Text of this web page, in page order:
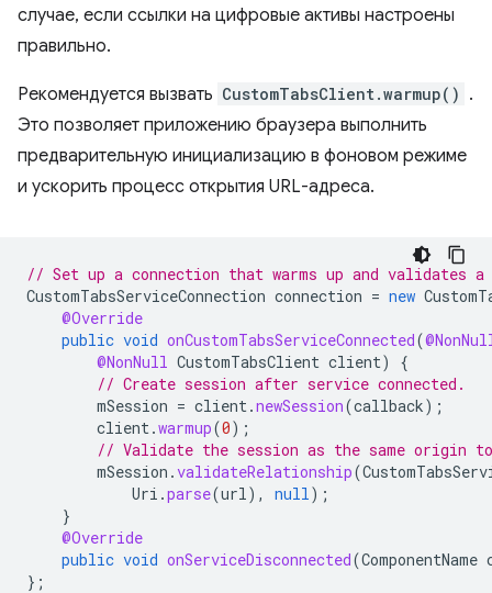
случае, если ссылки на цифровые активы настроены
правильно.
Рекомендуется вызвать CustomTabsClient.warmup() .
Это позволяет приложению браузера выполнить
предварительную инициализацию в фоновом режиме
и ускорить процесс открытия URL-адреса.
// Set up a connection that warms up and validates a
CustomTabsServiceConnection connection = new
@Override
public void onCustomTabsServiceConnected(
@NonNull CustomTabsClient client)
{
// Create session after service connected.
mSession = client.newSession(callback);
client.warmup(0);
// Validate the session as the same origin
mSession .validateRelationship(
Uri .parse(url), null);
}
@Override
public void onServiceDisconnected(ComponentName
};